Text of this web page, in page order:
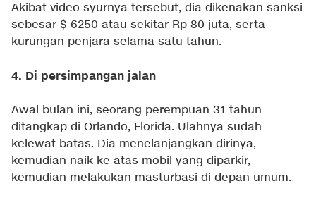
Akibat video syurnya tersebut, dia dikenakan sanksi
sebesar $ 6250 atau sekitar Rp 80 juta, serta
kurungan penjara selama satu tahun.
4. Di persimpangan jalan
Awal bulan ini, seorang perempuan 31 tahun
ditangkap di Orlando, Florida. Ulahnya sudah
kelewat batas. Dia menelanjangkan dirinya,
kemudian naik ke atas mobil yang diparkir,
kemudian melakukan masturbasi di depan umum.